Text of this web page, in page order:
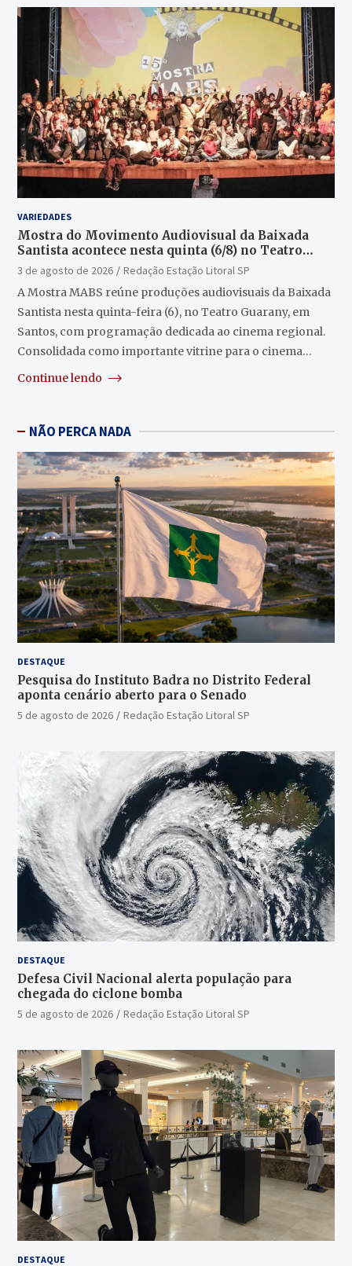
VARIEDADES
Mostra do Movimento Audiovisual da Baixada
Santista acontece nesta quinta (6/8) no Teatro
Guarany
3 de agosto de 2026
Redação Estação Litoral SP
A Mostra MABS reúne produções audiovisuais da Baixada
Santista nesta quinta-feira (6), no Teatro Guarany, em
Santos, com programação dedicada ao cinema regional.
Consolidada como importante vitrine para o cinema…
Continue lendo
NÃO PERCA NADA
DESTAQUE
Pesquisa do Instituto Badra no Distrito Federal
aponta cenário aberto para o Senado
5 de agosto de 2026 Redação Estação Litoral SP
DESTAQUE
Defesa Civil Nacional alerta população para
chegada do ciclone bomba
5 de agosto de 2026 Redação Estação Litoral SP
DESTAQUE